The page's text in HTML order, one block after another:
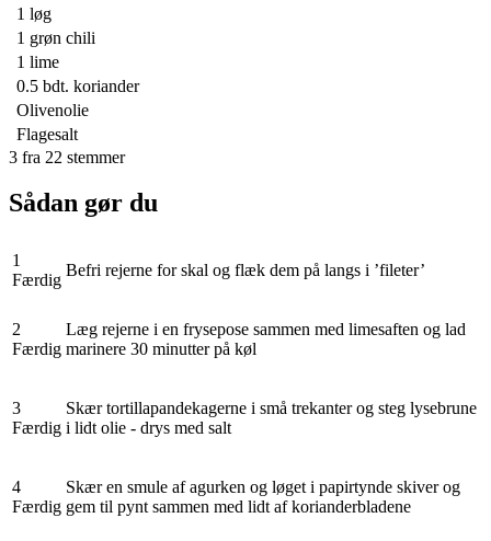
1 løg
1 grøn chili
1 lime
0.5 bdt. koriander
Olivenolie
Flagesalt
3 fra 22 stemmer
Sådan gør du
1
Færdig
Befri rejerne for skal og flæk dem på langs i ’fileter’
2
Færdig
Læg rejerne i en frysepose sammen med limesaften og lad
marinere 30 minutter på køl
3
Færdig
Skær tortillapandekagerne i små trekanter og steg lysebrune
i lidt olie - drys med salt
4
Færdig
Skær en smule af agurken og løget i papirtynde skiver og
gem til pynt sammen med lidt af korianderbladene